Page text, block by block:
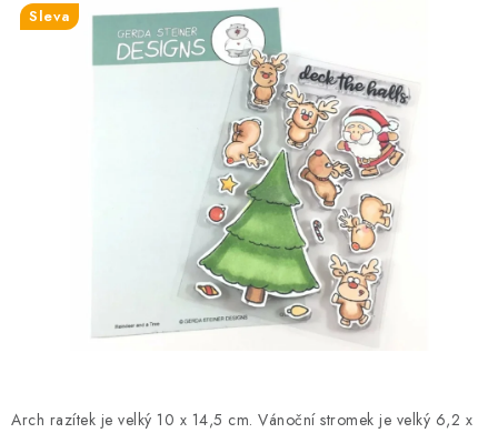
FOTORECENZE
Moje objednávka
Oblíbené ♥️
Obchodní podmínky
Podmínky ochrany osobních údajů
Ověřování recenzí
Jak nakupovat
Arch razítek je velký 10 x 14,5 cm. Vánoční stromek je velký 6,2 x
Sleva